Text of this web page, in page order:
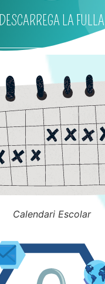
DESCARREGA LA FULLA
Calendari Escolar